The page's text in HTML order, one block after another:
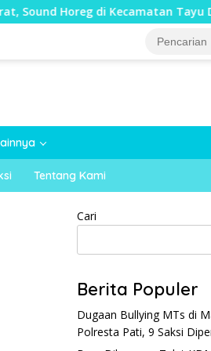
di Kecamatan Tayu Dilarang
Tentang Kami
Cari
Berita Populer
Dugaan Bullying MTs di
Polresta Pati, 9 Saksi